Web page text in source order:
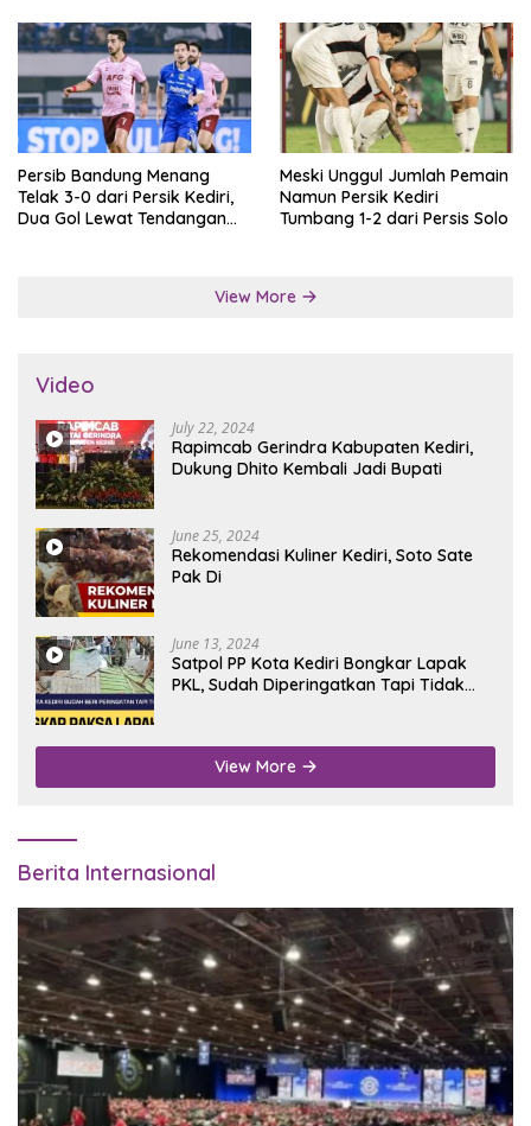
Persib Bandung Menang
Telak 3-0 dari Persik Kediri,
Dua Gol Lewat Tendangan
Meski Unggul Jumlah Pemain
Namun Persik Kediri
Tumbang 1-2 dari Persis Solo
View More
Video
July 22, 2024
Rapimcab Gerindra Kabupaten Kediri,
Dukung Dhito Kembali Jadi Bupati
June 25, 2024
Rekomendasi Kuliner Kediri, Soto Sate
Pak Di
June 13, 2024
Satpol PP Kota Kediri Bongkar Lapak
PKL, Sudah Diperingatkan Tapi Tidak
View More
Berita Internasional